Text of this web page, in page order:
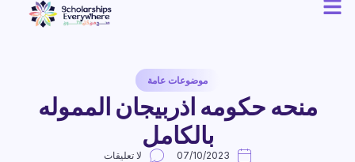
موضوعات عامة
منحه حكومه اذربيجان المموله
بالكامل
07/10/2023 لا تعليقات